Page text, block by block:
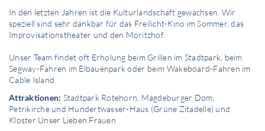
In den letzten Jahren ist die Kulturlandschaft gewachsen. Wir
speziell sind sehr dankbar für das Freilicht-Kino im Sommer, das
Improvisationstheater und den Moritzhof.
Unser Team findet oft Erholung beim Grillen im Stadtpark, beim
Segway-Fahren im Elbauenpark oder beim Wakeboard-Fahren im
Cable Island
Attraktionen: Stadtpark Rotehorn, Magdeburger Dom,
Petrikirche und Hundertwasser-Haus (Grüne Zitadelle) und
Kloster Unser Lieben Frauen